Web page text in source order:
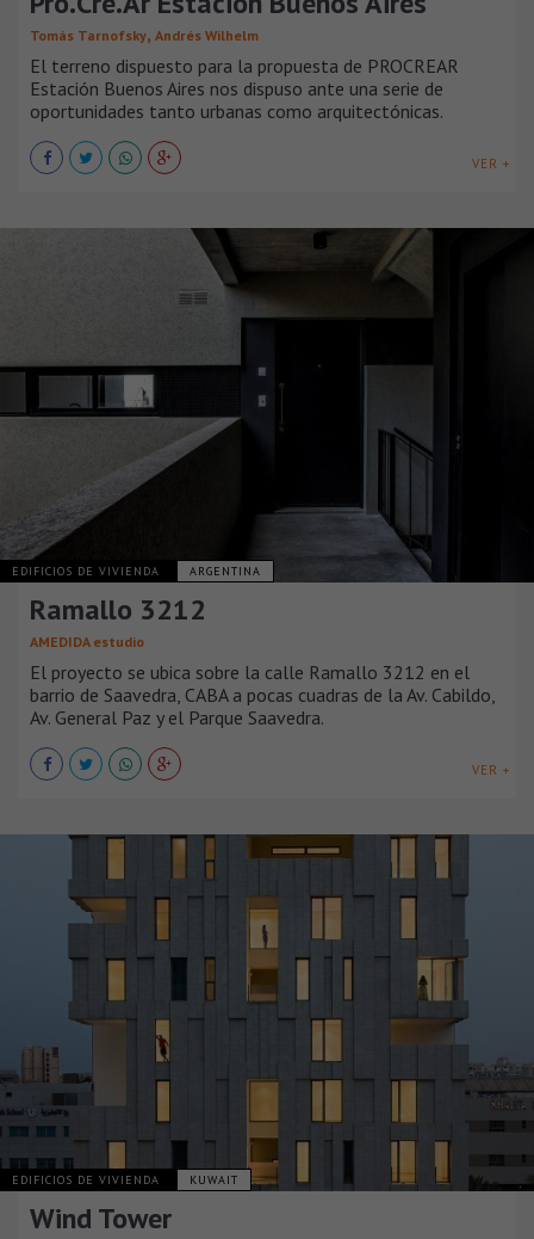
Tomás Tarnofsky, Andrés Wilhelm
El terreno dispuesto para la propuesta de PROCREAR
Estación Buenos Aires nos dispuso ante una serie de
oportunidades tanto urbanas como arquitectónicas.
VER +
EDIFICIOS DE VIVIENDA ARGENTINA
Ramallo 3212
AMEDIDA estudio
El proyecto se ubica sobre la calle Ramallo 3212 en el
barrio de Saavedra, CABA a pocas cuadras de la Av. Cabildo,
Av. General Paz y el Parque Saavedra.
VER +
EDIFICIOS DE VIVIENDA KUWAIT
Wind Tower